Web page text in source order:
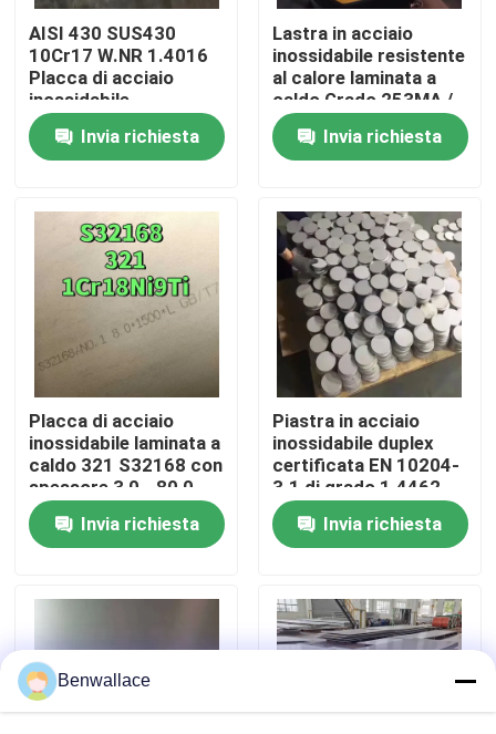
Casa.
Prodotti
Video
Su di noi
visita della fabbrica
Controllo della qualità
Contattaci
Casi
AISI 430 SUS430
10Cr17 W.NR 1.4016
Placca di acciaio
inossidabile
10*1500*6000
Superficie NO.1
Invia richiesta
Lastra in acciaio
inossidabile resistente
al calore laminata a
caldo Grado 253MA /
S30815 con
superficie decapata
Invia richiesta
Placca di acciaio
inossidabile laminata a
caldo 321 S32168 con
spessore 3,0 - 80,0
mm e resistenza alla
corrosioneInvia richiesta
Piastra in acciaio
inossidabile duplex
certificata EN 10204-
3.1 di grado 1.4462
2205 con tecnica
laminata a caldo
Invia richiesta
Benwallace